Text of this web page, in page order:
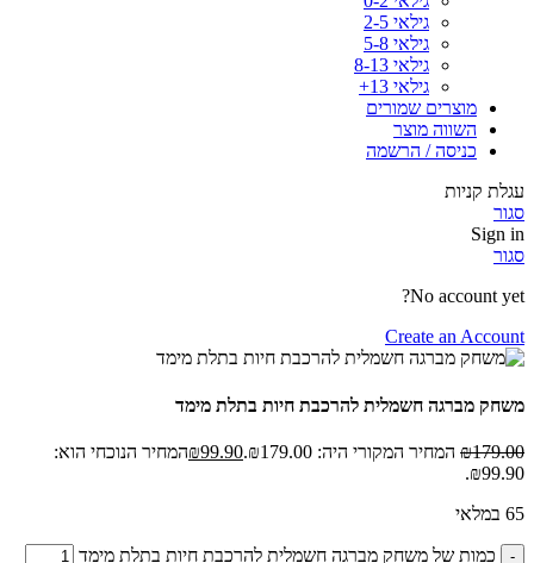
גילאי 2-5
גילאי 5-8
גילאי 8-13
גילאי 13+
מוצרים שמורים
השווה מוצר
כניסה / הרשמה
עגלת קניות
סגור
Sign in
סגור
No account yet?
Create an Account
משחק מברגה חשמלית להרכבת חיות בתלת מימד
₪179.00 המחיר המקורי היה: ₪179.00. ₪99.90
המחיר הנוכחי הוא:
₪99.90.
65 במלאי
כמות של משחק מברגה חשמלית להרכבת חיות בתלת מימד